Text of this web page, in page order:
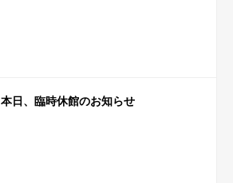
本日、臨時休館のお知らせ